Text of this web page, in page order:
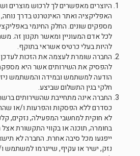
היוצרים מאפשרים לך לרכוש מוצרים
האפליקציה ואתר האינטרנט בדרך
מספקים שונים. החלק החינמי
לכל אדם המעוניין ומאשר תקנון זה.
להיות בעלי כרטיס אשראי בתוקף.
החברה שומרת לעצמה את הזכות
להפסיק את השירותים אשר היא
הודעה למשתמש ובמידה והמשתמש
חלקי בגין התשלום שביצע.
החברה אינה מתחייבת שהשירותים ברשת
כסדרם ללא הפסקות והפרעות ו/או
לא חוקית למחשבי המפעילה, נזקים,
בחומרה, תוכנה או בקווי התקשורת
ייפגעו מכל סיבה אחרת. החברה לא
נזק, ישיר או עקיף, שייגרמו למשתמש